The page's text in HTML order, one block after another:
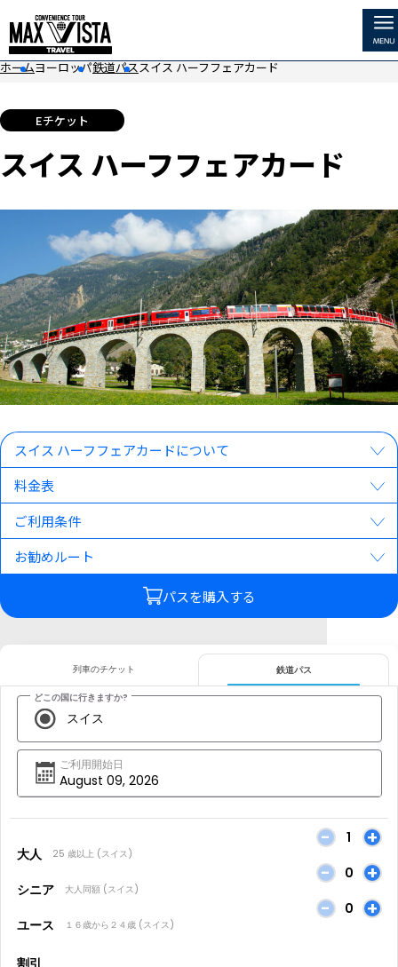
国から探す
電車名から探す
アメリカ・カナダ
アジア・オセアニアなど
観光スポット
世界の豪華列車
旅のパーツ
お得なキャンペーン・お役立ち情報
ご利用ガイド
ホームヨーロッパ鉄道パススイス ハーフフェアカード
Eチケット
スイス ハーフフェアカード
スイス ハーフフェアカードについて
料金表
ご利用条件
お勧めルート
パスを購入する
スイス ハーフフェアカードについて
料金表
お勧めルート